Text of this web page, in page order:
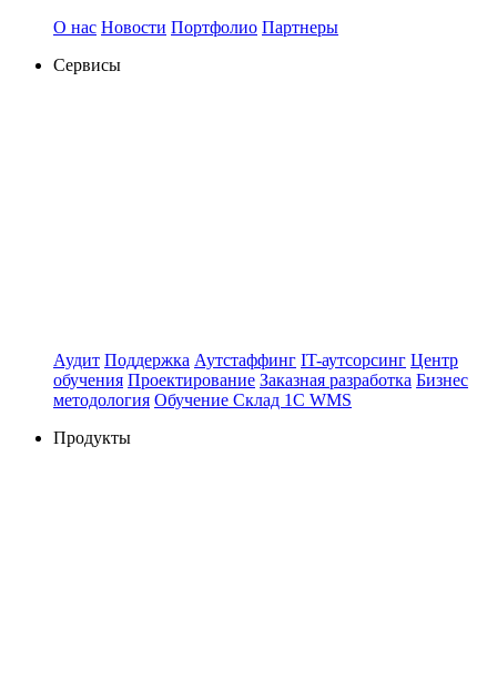
О нас Новости Портфолио Партнеры
Сервисы
Аудит Поддержка Аутстаффинг IT-аутсорсинг Центр
обучения Проектирование Заказная разработка Бизнес
методология Обучение Склад 1С WMS
Продукты